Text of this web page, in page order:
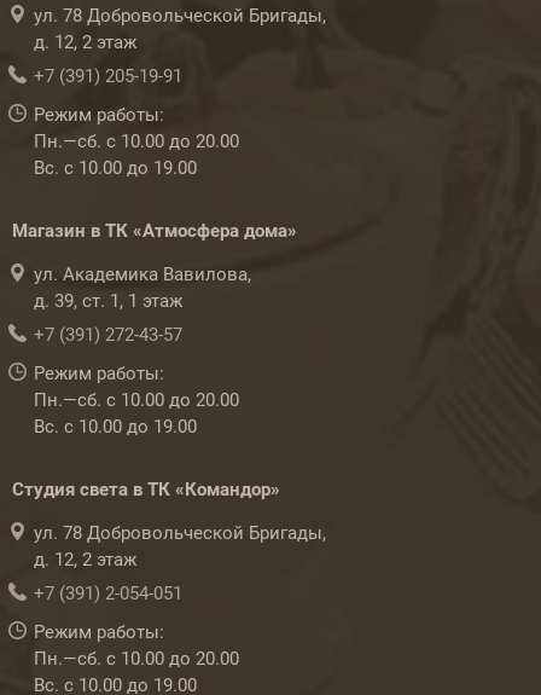
ул. 78 Добровольческой Бригады,
д. 12, 2 этаж
+7 (391) 205-19-91
Режим работы:
Пн.—сб. с 10.00 до 20.00
Вс. с 10.00 до 19.00
Магазин в ТК «Атмосфера дома»
ул. Академика Вавилова,
д. 39, ст. 1, 1 этаж
+7 (391) 272-43-57
Режим работы:
Пн.—сб. с 10.00 до 20.00
Вс. с 10.00 до 19.00
Студия света в ТК «Командор»
ул. 78 Добровольческой Бригады,
д. 12, 2 этаж
+7 (391) 2-054-051
Режим работы:
Пн.—сб. с 10.00 до 20.00
Вс. с 10.00 до 19.00